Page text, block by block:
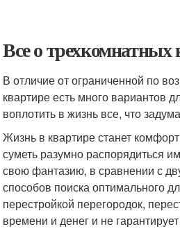
Все о
В отличие от ограниченной по
квартире есть много вариантов
воплотить в жизнь все, что
Жизнь в квартире станет
суметь разумно распорядиться
свою фантазию, в сравнении с
способов поиска оптимального
перестройкой перегородок,
времени и денег и не